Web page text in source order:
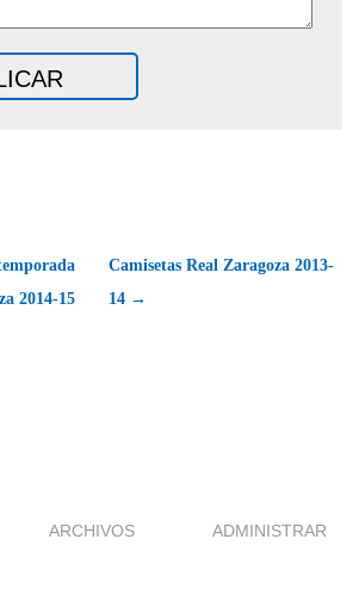
2014-15
Camisetas Real Zaragoza 2013-
14 →
ARCHIVOS ADMINISTRAR